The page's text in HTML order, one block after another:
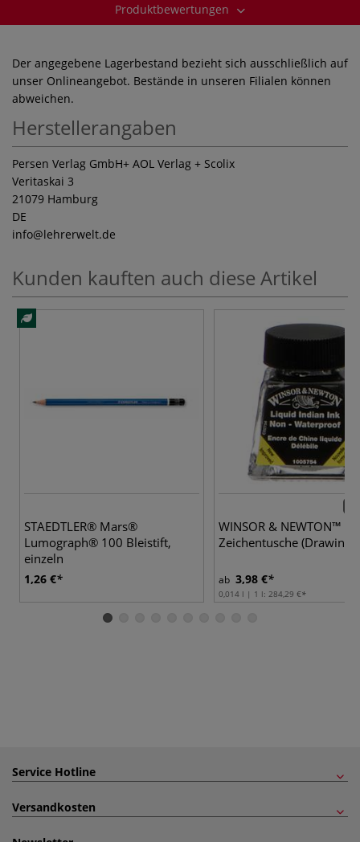
Produktbewertungen
Der angegebene Lagerbestand bezieht sich ausschließlich auf
unser Onlineangebot. Bestände in unseren Filialen können
abweichen.
Herstellerangaben
Persen Verlag GmbH+ AOL Verlag + Scolix
Veritaskai 3
21079 Hamburg
DE
info@lehrerwelt.de
Kunden kauften auch diese Artikel
STAEDTLER® Mars®
Lumograph® 100 Bleistift,
einzeln
1,26 €
WINSOR & NEWTON™
Zeichentusche (Drawing
ab 3,98 €
0,014 l | 1 l: 284,29 €
Service Hotline
Versandkosten